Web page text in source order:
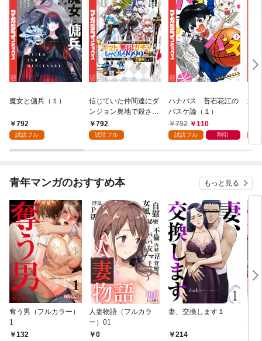
魔女と傭兵（１）
792
試読フル
信じていた仲間達にダ
ンジョン奥地で殺され
かけたがギフト『無限
ガチャ』でレベル９９
『ざまぁ！』します！
（１）
792
試読フル
ハナバス 苔石花江の
バスケ論（１）
792
110
試読フル 割引
追
強
～
（
青年マンガのおすすめ本 もっと見る
奪う男（フルカラー）
1
132
人妻物語（フルカラ
ー）01
0
妻、交換します１
214
な